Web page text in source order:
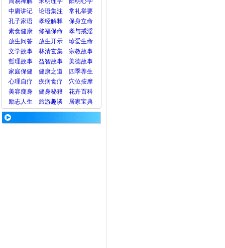
中庸讲记
论语集注
常礼举要
孔子家语
孝经解释
保身立命
素食健康
修福保命
孝与戒淫
放生问答
放生开示
珍爱生命
文学故事
林清玄集
宗教故事
哲理故事
益智故事
美德故事
家庭保健
健康之道
四季养生
心理自疗 疾病食疗 穴位按摩
美容瘦身 健身秘籍 花卉百科
励志人生
旅游趣谈 居家宝典